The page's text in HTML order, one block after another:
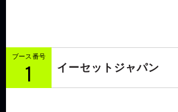
ブース番号
1 イーセットジャパン